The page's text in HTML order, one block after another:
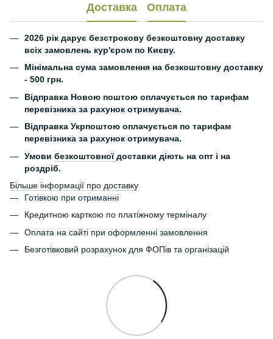
Доставка Оплата
2026 рік дарує безстрокову безкоштовну доставку
всіх замовлень кур'єром по Києву.
Мінімальна сума замовлення на безкоштовну доставку
- 500 грн.
Відправка Новою поштою оплачується по тарифам
перевізника за рахунок отримувача.
Відправка Укрпоштою оплачується по тарифам
перевізника за рахунок отримувача.
Умови безкоштовноїдоставки діють на опт і на
роздріб.
Більше інформації про доставку
Готівкою при отриманні
Кредитною карткою по платіжному терміналу
Оплата на сайті при оформленні замовлення
Безготівковий розрахунок для ФОПів та організацій